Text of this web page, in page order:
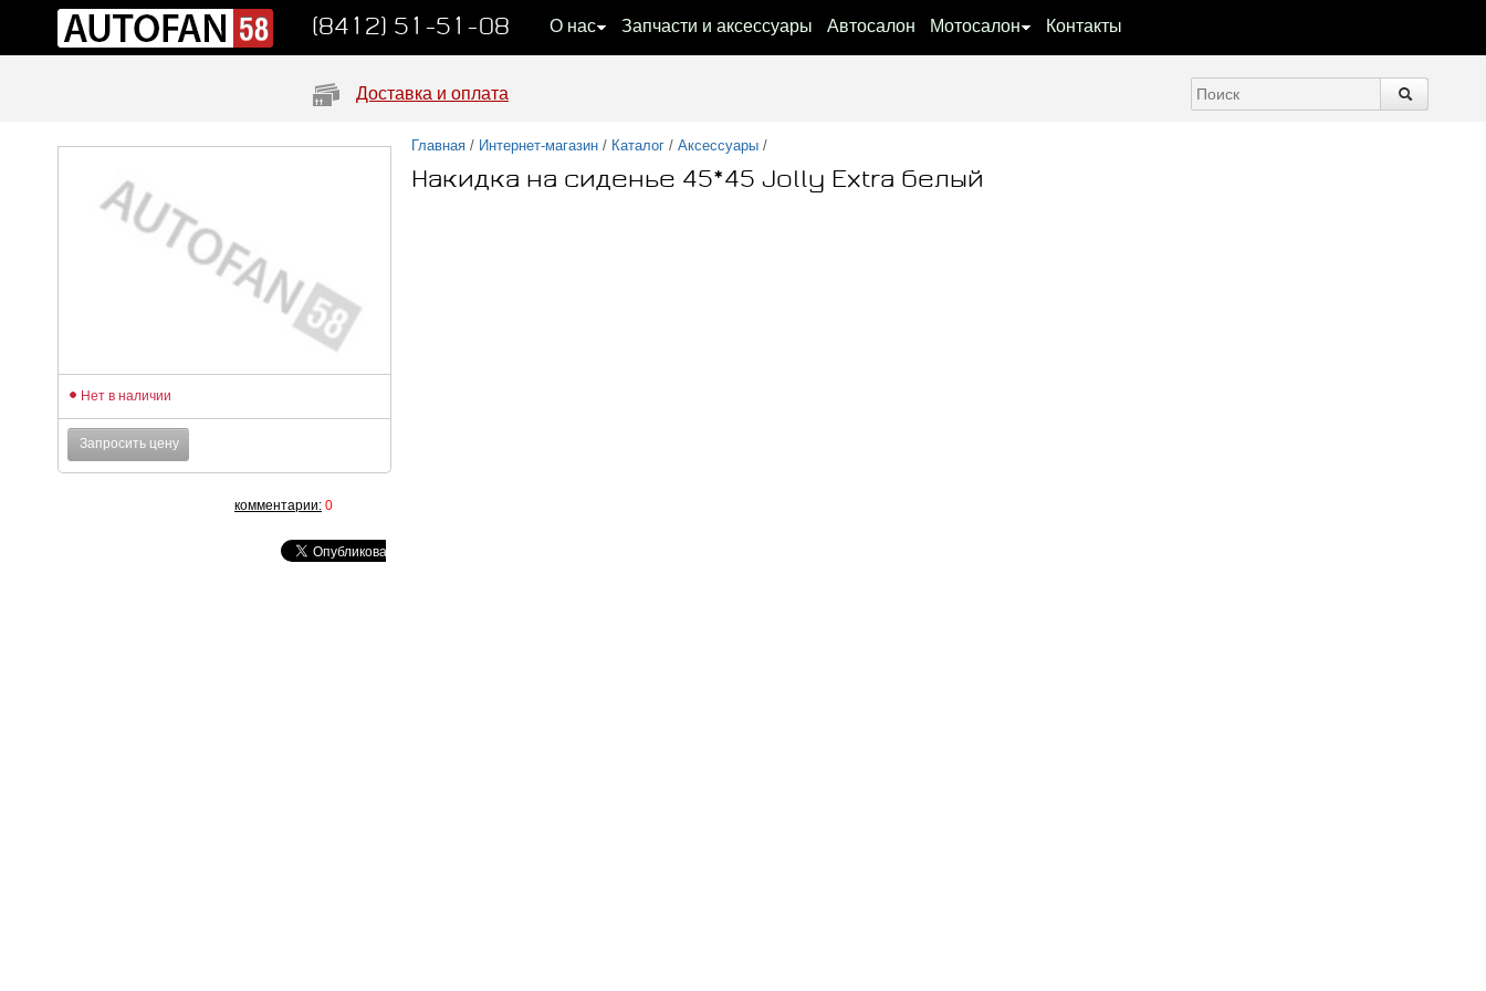
(8412) 51-51-08 О нас Запчасти и аксессуары Автосалон Мотосалон Контакты
Доставка и оплата
Главная / Интернет-магазин / Каталог / Аксессуары /
Накидка на сиденье 45*45 Jolly Extra белый
Нет в наличии
Запросить цену
комментарии: 0